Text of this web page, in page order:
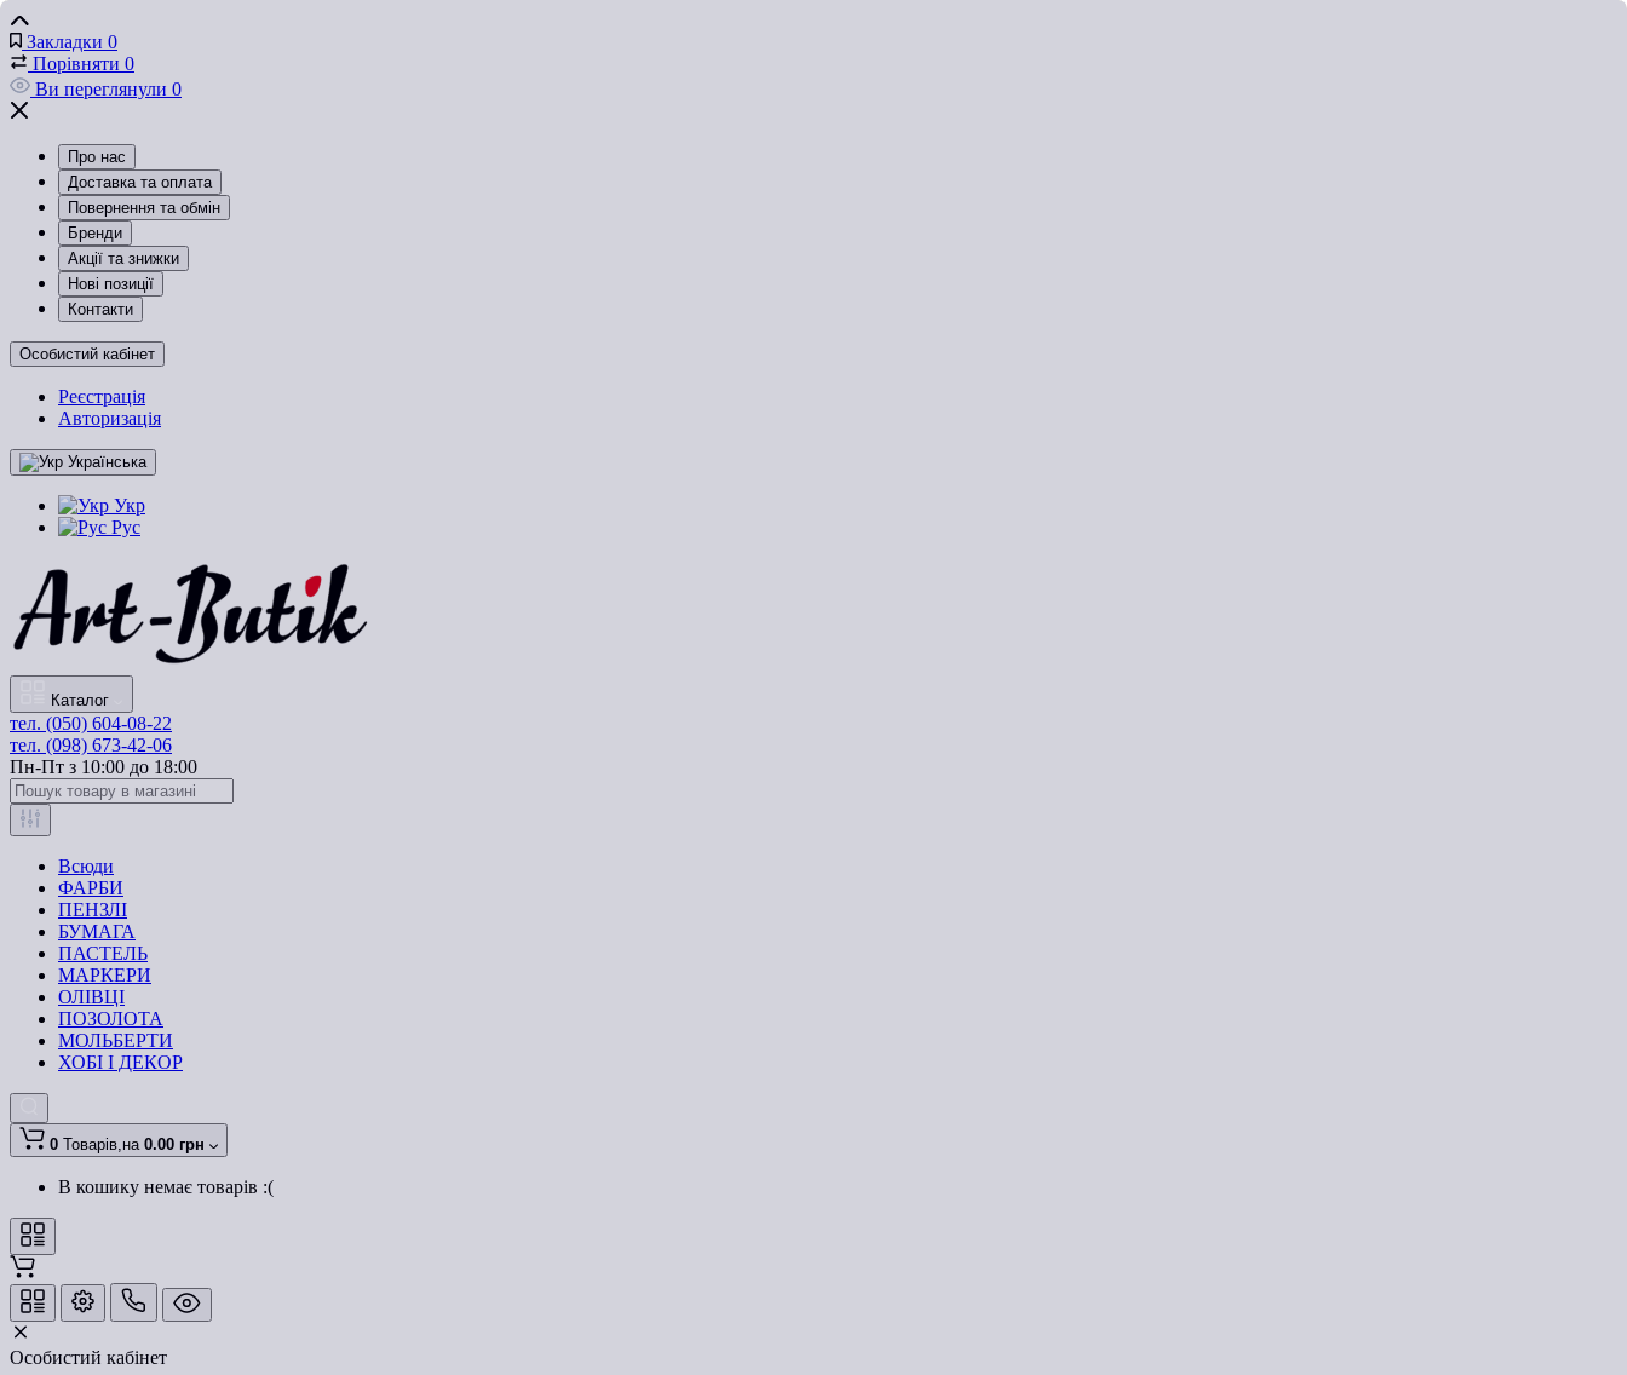
Закладки 0
Порівняти 0
Ви переглянули 0
Про нас
Доставка та оплата
Повернення та обмін
Бренди
Акції та знижки
Нові позиції
Контакти
Особистий кабінет
Реєстрація
Авторизація
Українська
Укр
Рус
Каталог
тел. (050) 604-08-22
тел. (098) 673-42-06
Пн-Пт з 10:00 до 18:00
Всюди
ФАРБИ
ПЕНЗЛІ
БУМАГА
ПАСТЕЛЬ
МАРКЕРИ
ОЛІВЦІ
ПОЗОЛОТА
МОЛЬБЕРТИ
ХОБІ І ДЕКОР
0 Товарів,на 0.00 грн
В кошику немає товарів :(
Особистий кабінет